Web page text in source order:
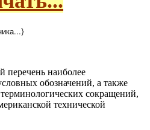
}
перечень наиболее
обозначений, а также
сокращений,
технической